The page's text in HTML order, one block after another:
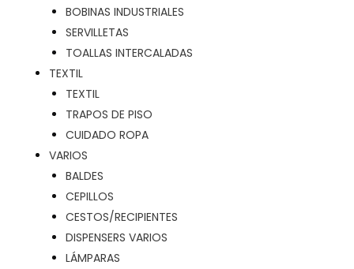
BOBINAS INDUSTRIALES
SERVILLETAS
TOALLAS INTERCALADAS
TEXTIL
TEXTIL
TRAPOS DE PISO
CUIDADO ROPA
VARIOS
BALDES
CEPILLOS
CESTOS/RECIPIENTES
DISPENSERS VARIOS
LÁMPARAS